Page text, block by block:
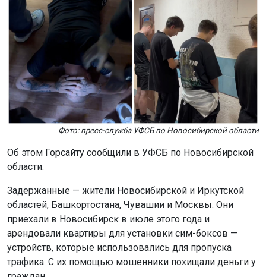
Фото: пресс-служба УФСБ по Новосибирской области
Об этом Горсайту сообщили в УФСБ по Новосибирской
области.
Задержанные — жители Новосибирской и Иркутской
областей, Башкортостана, Чувашии и Москвы. Они
приехали в Новосибирск в июле этого года и
арендовали квартиры для установки сим-боксов —
устройств, которые использовались для пропуска
трафика. С их помощью мошенники похищали деньги у